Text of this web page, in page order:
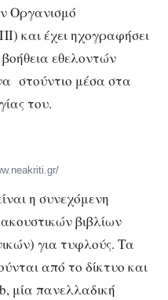
Οργανισμό
και έχει ηχογραφήσει
εθελοντών
στούντιο μέσα στα
του.
η συνεχόμενη
βιβλίων
για τυφλούς. Τα
από το δίκτυο και
μία πανελλαδική